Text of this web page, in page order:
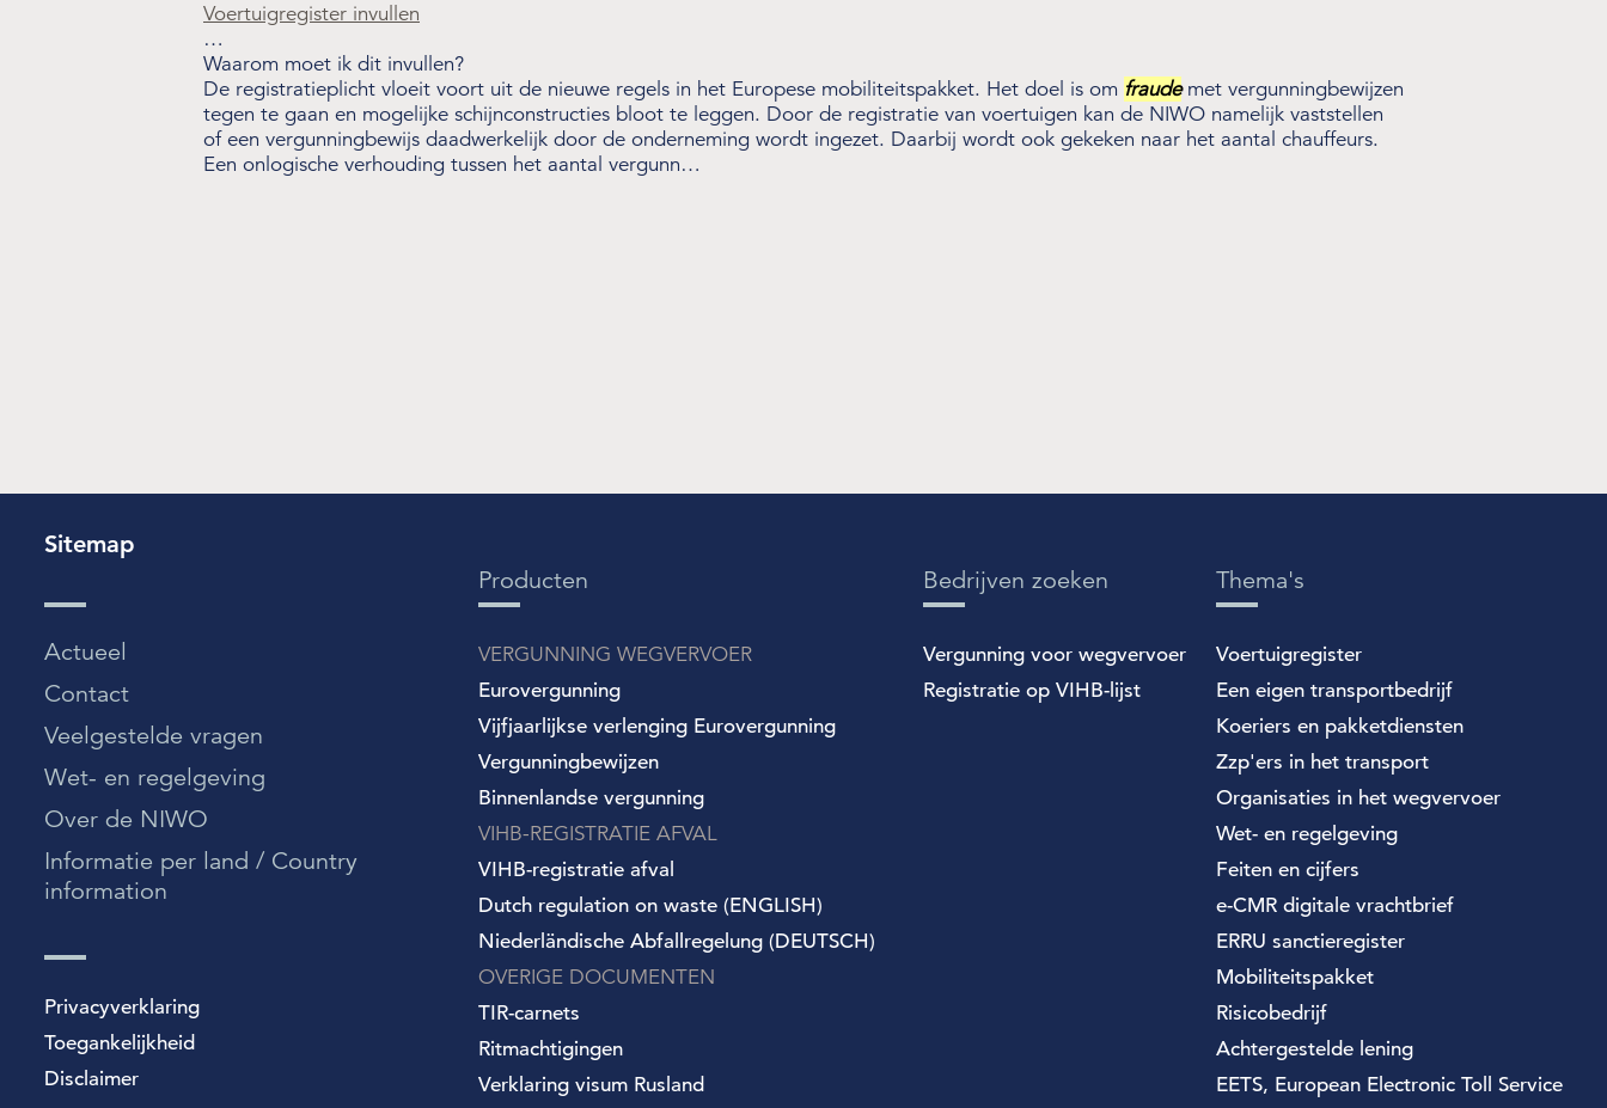
Voertuigregister invullen
…
Waarom moet ik dit invullen?
De registratieplicht vloeit voort uit de nieuwe regels in het Europese mobiliteitspakket. Het doel is om fraudemet vergunningbewijzen
tegen te gaan en mogelijke schijnconstructies bloot te leggen. Door de registratie van voertuigen kan de NIWO namelijk vaststellen
of een vergunningbewijs daadwerkelijk door de onderneming wordt ingezet. Daarbij wordt ook gekeken naar het aantal chauffeurs.
Een onlogische verhouding tussen het aantal vergunn…
Sitemap
Actueel
Contact
Veelgestelde vragen
Wet- en regelgeving
Over de NIWO
Informatie per land / Country
information
Privacyverklaring
Toegankelijkheid
Disclaimer
Producten
VERGUNNING WEGVERVOER
Eurovergunning
Vijfjaarlijkse verlenging Eurovergunning
Vergunningbewijzen
Binnenlandse vergunning
VIHB-REGISTRATIE AFVAL
VIHB-registratie afval
Dutch regulation on waste (ENGLISH)
Niederländische Abfallregelung (DEUTSCH)
OVERIGE DOCUMENTEN
TIR-carnets
Ritmachtigingen
Verklaring visum Rusland
Bedrijven zoeken
Vergunning voor wegvervoer
Registratie op VIHB-lijst
Thema's
Voertuigregister
Een eigen transportbedrijf
Koeriers en pakketdiensten
Zzp'ers in het transport
Organisaties in het wegvervoer
Wet- en regelgeving
Feiten en cijfers
e-CMR digitale vrachtbrief
ERRU sanctieregister
Mobiliteitspakket
Risicobedrijf
Achtergestelde lening
EETS, European Electronic Toll Service